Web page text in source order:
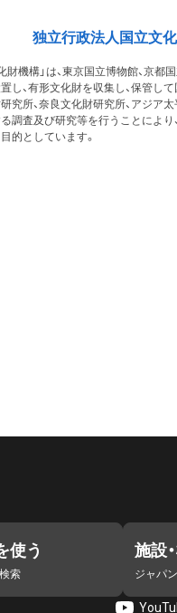
独立行政法人国立文
財機構」は、東京国立博物館、京都
し、有形文化財を収集し、保管し
究所、奈良文化財研究所、アジア
調査及び研究等を行うことによ
的としています。
使う
索
施設
ジャパ